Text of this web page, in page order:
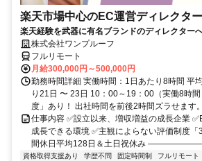
楽天市場中心のEC運営ディレクター
楽天経験を武器に有名ブランドのディレクター
株式会社ワンプルーフ
フルリモート
月給300,000円～500,000円
勤務時間詳細 実働時間：1日あたり8時間 平
り21日 〜 23日 10：00～19：00（実働8時
度」あり！ 出社時間を前後2時間ズラせます
仕事内容 ✅設立以来、増収増益の成長企業
成長できる環境 ✅主観によらない評価制度
間休日平均128日＆土日祝休み
資格取得支援あり 学歴不問 固定時間制 フルリモート